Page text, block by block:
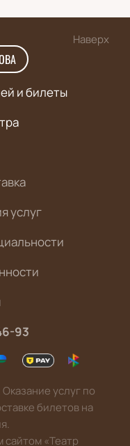
Наверх
и билеты
услуг
93
услуг по
билетов на
«Театр